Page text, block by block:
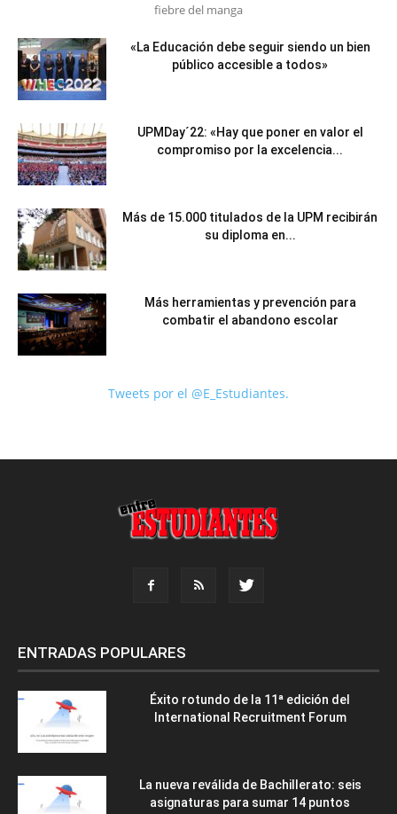
fiebre del manga
«La Educación debe seguir siendo un bien
público accesible a todos»
UPMDay´22: «Hay que poner en valor el
compromiso por la excelencia...
Más de 15.000 titulados de la UPM recibirán
su diploma en...
Más herramientas y prevención para
combatir el abandono escolar
Tweets por el @E_Estudiantes.
ENTRADAS POPULARES
Éxito rotundo de la 11ª edición del
International Recruitment Forum
La nueva reválida de Bachillerato: seis
asignaturas para sumar 14 puntos